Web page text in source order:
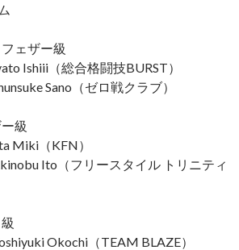
ェザー級
Ishiii（総合格闘技BURST）
Sano（ゼロ戦クラブ）
級
Miki（KFN）
Ito（フリースタイル トリニティ
Okochi（TEAM BLAZE）